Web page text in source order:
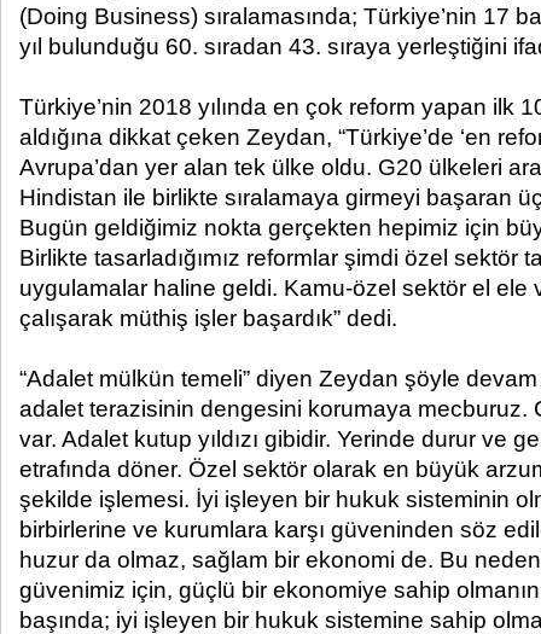
(Doing Business) sıralamasında; Türkiye’nin 17
yıl bulunduğu 60. sıradan 43. sıraya yerleştiğini
Türkiye’nin 2018 yılında en çok reform yapan ilk
aldığına dikkat çeken Zeydan, “Türkiye’de ‘en
Avrupa’dan yer alan tek ülke oldu. G20 ülkeleri
Hindistan ile birlikte sıralamaya girmeyi başaran
Bugün geldiğimiz nokta gerçekten hepimiz için
Birlikte tasarladığımız reformlar şimdi özel sektör
uygulamalar haline geldi. Kamu-özel sektör el ele
çalışarak müthiş işler başardık” dedi.
“Adalet mülkün temeli” diyen Zeydan şöyle devam
adalet terazisinin dengesini korumaya mecburuz.
var. Adalet kutup yıldızı gibidir. Yerinde durur ve
etrafında döner. Özel sektör olarak en büyük
şekilde işlemesi. İyi işleyen bir hukuk sisteminin
birbirlerine ve kurumlara karşı güveninden söz
huzur da olmaz, sağlam bir ekonomi de. Bu
güvenimiz için, güçlü bir ekonomiye sahip olmanın
başında; iyi işleyen bir hukuk sistemine sahip